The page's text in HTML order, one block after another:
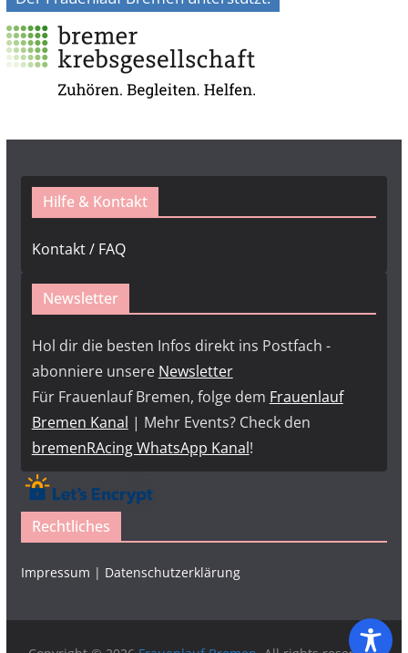
Hilfe & Kontakt
Kontakt / FAQ
Newsletter
Hol dir die besten Infos direkt ins Postfach -
abonniere unsere Newsletter
Für Frauenlauf Bremen, folge dem Frauenlauf
Bremen Kanal | Mehr Events? Check den
bremenRAcing WhatsApp Kanal!
Rechtliches
Impressum | Datenschutzerklärung